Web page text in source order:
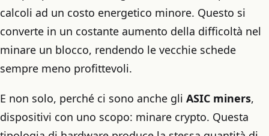
calcoli ad un costo energetico minore. Questo si
converte in un costante aumento della difficoltà nel
minare un blocco, rendendo le vecchie schede
sempre meno profittevoli.
E non solo, perché ci sono anche gli ASIC miners,
dispositivi con uno scopo: minare crypto. Questa